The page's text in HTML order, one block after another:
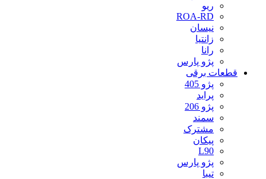
ریو
ROA-RD
نیسان
زانتیا
رانا
پژو پارس
قطعات برقی
پژو 405
پراید
پژو 206
سمند
مشترک
پیکان
L90
پژو پارس
تیبا